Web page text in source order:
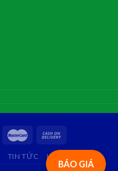
BÁO GIÁ
TIN TỨC LIÊN HỆ